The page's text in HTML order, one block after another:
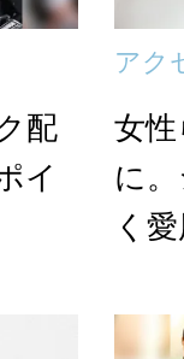
配
イ
アク
女
に
く